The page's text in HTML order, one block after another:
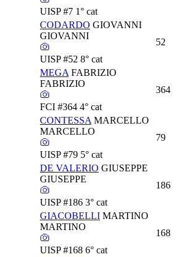
UISP #7 1° cat
CODARDO GIOVANNI
GIOVANNI
UISP #52 8° cat
52
MEGA FABRIZIO
FABRIZIO
FCI #364 4° cat
364
CONTESSA MARCELLO
MARCELLO
UISP #79 5° cat
79
DE VALERIO GIUSEPPE
GIUSEPPE
UISP #186 3° cat
186
GIACOBELLI MARTINO
MARTINO
UISP #168 6° cat
168